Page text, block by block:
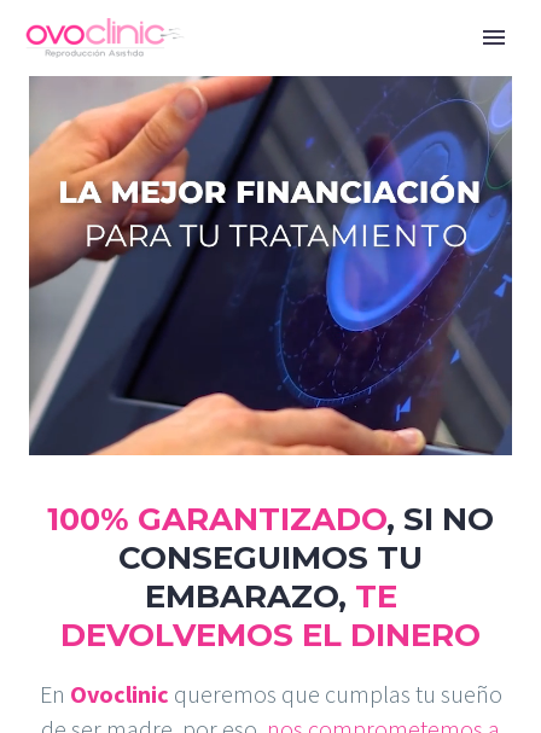
100% GARANTIZADO, SI NO
CONSEGUIMOS TU
EMBARAZO, TE
DEVOLVEMOS EL DINERO
En Ovoclinic queremos que cumplas tu sueño